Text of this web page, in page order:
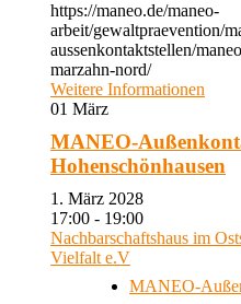
https://maneo.de/maneo-
arbeit/gewaltpraevention/
aussenkontaktstellen/
marzahn-nord/
Weitere Informationen
01 März
MANEO-
Hohenschönhausen
1. März 2028
17:00 - 19:00
Nachbarschaftshaus im
Vielfalt e.V
MANEO-